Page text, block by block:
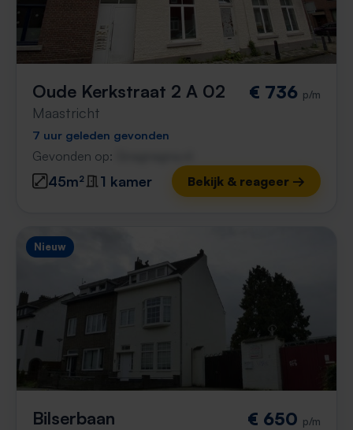
Oude Kerkstraat 2 A 02
Maastricht
€ 736 p/m
7 uur geleden gevonden
Gevonden op:
45m² 1 kamer Bekijk & reageer →
Nieuw
Bilserbaan € 650 p/m